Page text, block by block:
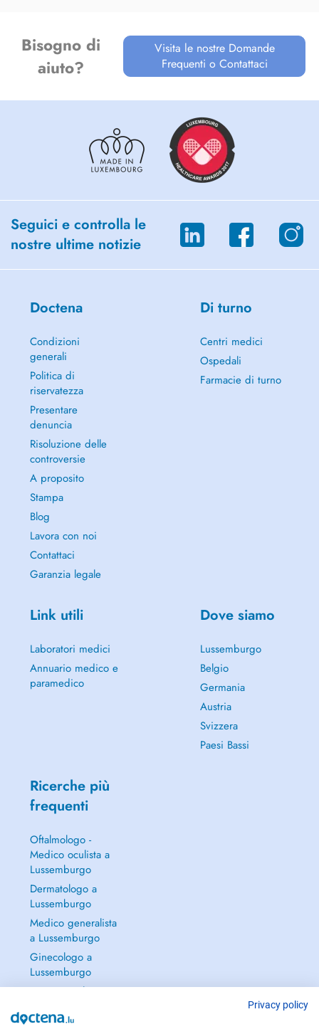
Bisogno di
aiuto?
Visita le nostre Domande
Frequenti o Contattaci
Seguici e controlla le
nostre ultime notizie
Doctena
Condizioni
generali
Politica di
riservatezza
Presentare
denuncia
Risoluzione delle
controversie
A proposito
Stampa
Blog
Lavora con noi
Contattaci
Garanzia legale
Di turno
Centri medici
Ospedali
Farmacie di turno
Link utili
Laboratori medici
Annuario medico e
paramedico
Dove siamo
Lussemburgo
Belgio
Germania
Austria
Svizzera
Paesi Bassi
Ricerche più
frequenti
Oftalmologo -
Medico oculista a
Lussemburgo
Dermatologo a
Lussemburgo
Medico generalista
a Lussemburgo
Ginecologo a
Lussemburgo
Continua a leggere
Privacy policy